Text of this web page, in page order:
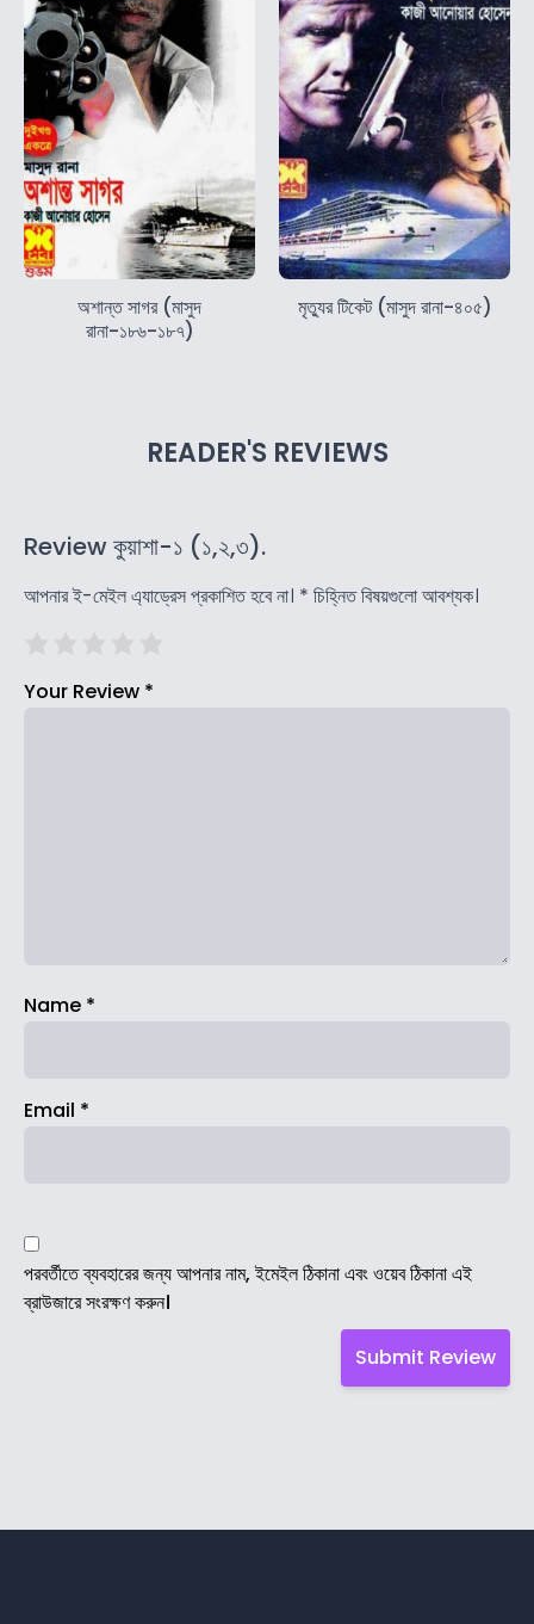
অশান্ত সাগর (মাসুদ
রানা-১৮৬-১৮৭)
মৃত্যুর টিকেট (মাসুদ রানা-৪০৫)
READER'S REVIEWS
Review কুয়াশা-১ (১,২,৩).
আপনার ই-মেইল এ্যাড্রেস প্রকাশিত হবে না। * চিহ্নিত বিষয়গুলো আবশ্যক।
Your Review *
Name *
Email *
পরবর্তীতে ব্যবহারের জন্য আপনার নাম, ইমেইল ঠিকানা এবং ওয়েব ঠিকানা এই
ব্রাউজারে সংরক্ষণ করুন।